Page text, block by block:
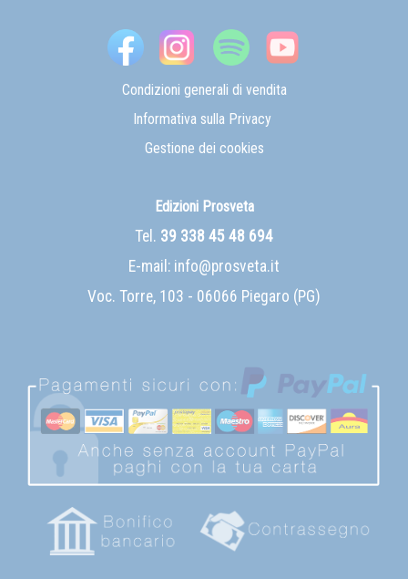
Condizioni generali di vendita
Informativa sulla Privacy
Gestione dei cookies
Edizioni Prosveta
Tel. 39 338 45 48 694
E-mail: info@prosveta.it
Voc. Torre, 103 - 06066 Piegaro (PG)